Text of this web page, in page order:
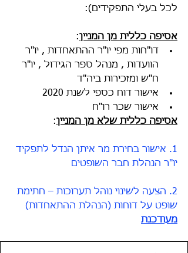
לכל בעלי התפקידים):
אסיפה כללית מן המניין:
דו"חות מפי יו"ר ההתאחדות , יו"ר
הוועדות , מנהל ספר הגידול , יו"ר
ח"ש ומזכירות ביה"ד
אישור דוח כספי לשנת 2020
אישור שכר רו"ח
אסיפה כללית שלא מן המניין:
1. אישור בחירת מר איתן הנדל לתפקיד
יו"ר הנהלת חבר השופטים
2. הצעה לשינוי נוהל תערוכות – חתימת
שופט על דוחות (הנהלת ההתאחדות)
מעודכנת